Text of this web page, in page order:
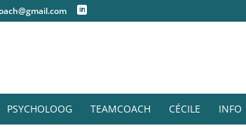
PSYCHOLOOG TEAMCOACH CÉCILE INFO